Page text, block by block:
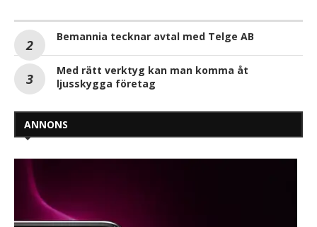
Bemannia tecknar avtal med Telge AB
Med rätt verktyg kan man komma åt
ljusskygga företag
ANNONS